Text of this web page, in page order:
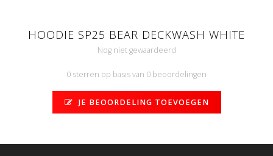
HOODIE SP25 BEAR DECKWASH WHITE
Nog niet gewaardeerd
0 sterren op basis van 0 beoordelingen
JE BEOORDELING TOEVOEGEN